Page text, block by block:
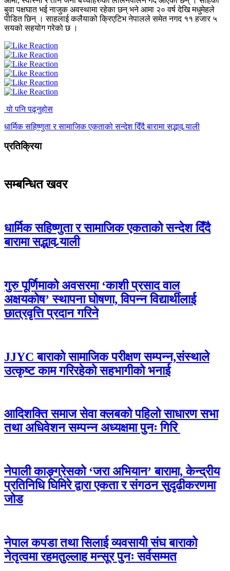
बुवा पक्षघात भई नाजुक अवस्थामा रहेका छन् भने आमा २० वर्ष देखि मधुमेहले
पीडित छिन् । साहलाई कलैयाको क्रिएटिभ नेपालले समेत नगद ११ हजार ५
सयको सहयोग गरेको छ ।
यो पनि पढ्नुहोस
धार्मिक सहिष्णुता र सामाजिक एकताको सन्देश दिँदै बारामा सद्भाव र्‍याली
प्रतिक्रिया
सम्बन्धित खवर
धार्मिक सहिष्णुता र सामाजिक एकताको सन्देश दिँदै
बारामा सद्भाव र्‍याली
गुरु पूर्णिमाको अवसरमा ‘काशी प्रसाद वाल
अक्षयकोष’ स्थापना घोषणा, विपन्न विद्यार्थीलाई
छात्रवृत्ति प्रदान गरिने
JJYC बाराको सामाजिक परीक्षण सम्पन्न,संस्थाले
उत्कृष्ट काम गरिरहेको सहभागीको भनाई
आदिशक्ति समाज सेवा क्लबको पहिलो साधारण सभा
तथा अधिवेशन सम्पन्न अध्यक्षमा पुनः गिरि
नेपाली काङ्ग्रेसको ‘जरा अभियान’ बारामा, केन्द्रीय
प्रतिनिधि घिमिरे द्वारा एकता र संगठन सुदृढीकरणमा
जोड
नेपाल कपडा तथा सिलाई व्यवसायी संघ बाराको
नेतृत्वमा रहमतुल्लाह मन्सूर पुनः सर्वसम्मत